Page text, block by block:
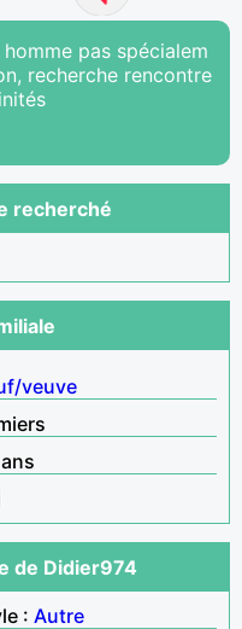
pas spécialem
recherche rencontre
recherché
veuve
de Didier974
: Autre